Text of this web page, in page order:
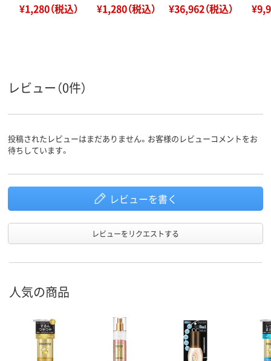
¥1,280（税込） ¥1,280（税込） ¥36,962（税込）
レビュー（0件）
投稿されたレビューはまだありません。お客様のレビューコメントをお
待ちしています。
レビューを書く
レビューをリクエストする
人気の商品